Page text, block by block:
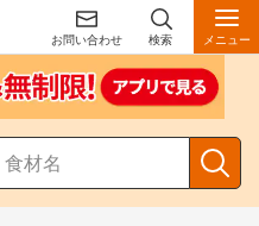
お問い合わせ 検索 メニュー